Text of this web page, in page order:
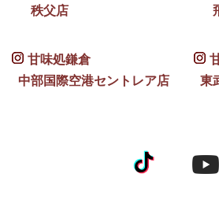
秩父店
甘味処鎌倉
中部国際空港セントレア店
東